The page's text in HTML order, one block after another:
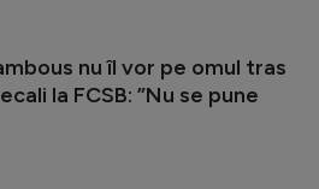
nu îl vor pe omul tras
la FCSB: ”Nu se pune